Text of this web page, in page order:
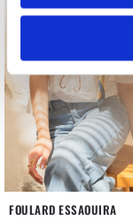
FOULARD ESSAOUIRA